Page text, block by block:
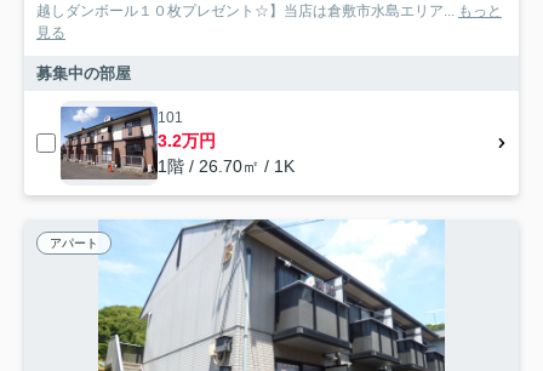
越しダンボール１０枚プレゼント☆】当店は倉敷市水島エリア... もっと
見る
募集中の部屋
101
3.2万円
1階 / 26.70㎡ / 1K
アパート